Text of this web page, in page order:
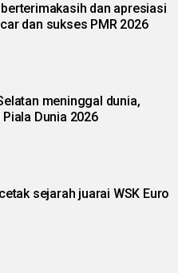
dan apresiasi
dan sukses PMR 2026
meninggal dunia,
Dunia 2026
sejarah juarai WSK Euro